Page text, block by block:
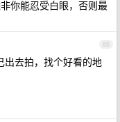
你能忍受白眼，否则最
85
出去拍，找个好看的地